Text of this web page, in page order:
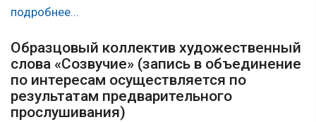
подробнее...
Образцовый коллектив художественный
слова «Созвучие» (запись в объединение
по интересам осуществляется по
результатам предварительного
прослушивания)